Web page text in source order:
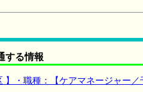
する情報
・職種：【ケアマネージャー／